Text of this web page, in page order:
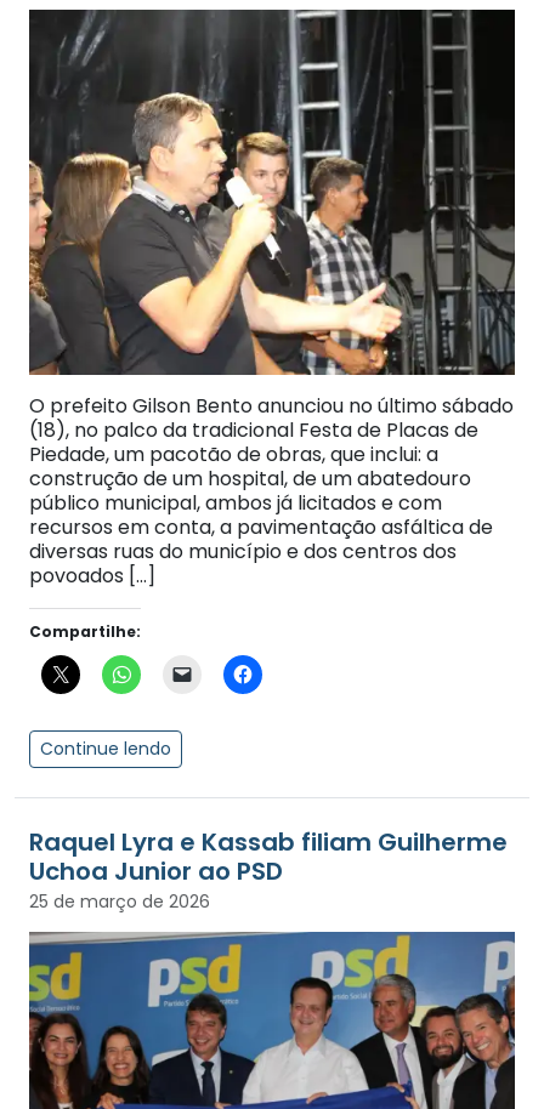
O prefeito Gilson Bento anunciou no último sábado
(18), no palco da tradicional Festa de Placas de
Piedade, um pacotão de obras, que inclui: a
construção de um hospital, de um abatedouro
público municipal, ambos já licitados e com
recursos em conta, a pavimentação asfáltica de
diversas ruas do município e dos centros dos
povoados […]
Compartilhe:
Continue lendo
Raquel Lyra e Kassab filiam Guilherme
Uchoa Junior ao PSD
25 de março de 2026